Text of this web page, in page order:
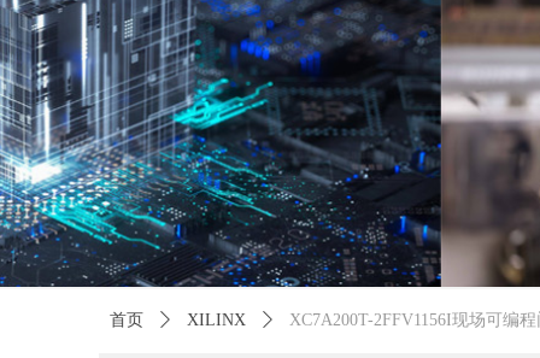
首页 ꄲ XILINX ꄲ XC7A200T-2FFV1156I现场可编